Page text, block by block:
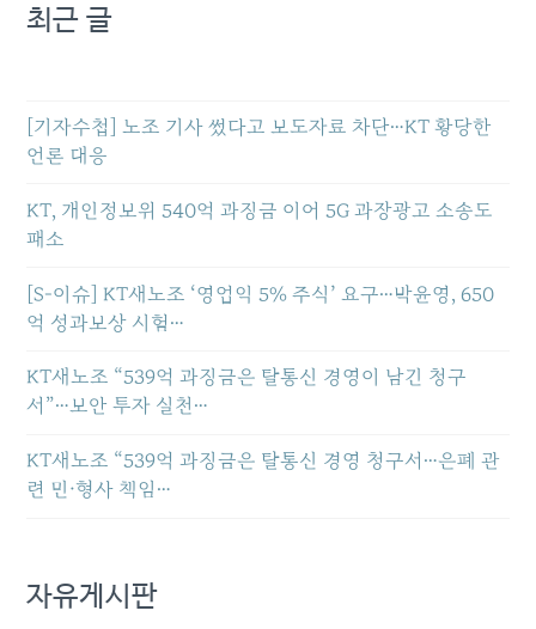
최근 글
[기자수첩] 노조 기사 썼다고 보도자료 차단…KT 황당한
언론 대응
KT, 개인정보위 540억 과징금 이어 5G 과장광고 소송도
패소
[S-이슈] KT새노조 ‘영업익 5% 주식’ 요구…박윤영, 650
억 성과보상 시험…
KT새노조 “539억 과징금은 탈통신 경영이 남긴 청구
서”…보안 투자 실천…
KT새노조 “539억 과징금은 탈통신 경영 청구서…은폐 관
련 민·형사 책임…
자유게시판